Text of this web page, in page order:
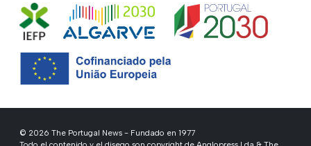
© 2026 The Portugal News - Fundado en 1977